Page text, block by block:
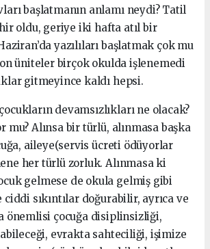
başlatmanın anlamı neydi? Tatil
oldu, geriye iki hafta atıl bir
yazılıları başlatmak çok mu
üniteler birçok okulda işlenemedi
gitmeyince kaldı hepsi.
devamsızlıkları ne olacak?
mu? Alınsa bir türlü, alınmasa başka
aileye(servis ücreti ödüyorlar
her türlü zorluk. Alınmasa ki
gelmese de okula gelmiş gibi
sıkıntılar doğurabilir, ayrıca ve
önemlisi çocuğa disiplinsizliği,
evrakta sahteciliği, işimize